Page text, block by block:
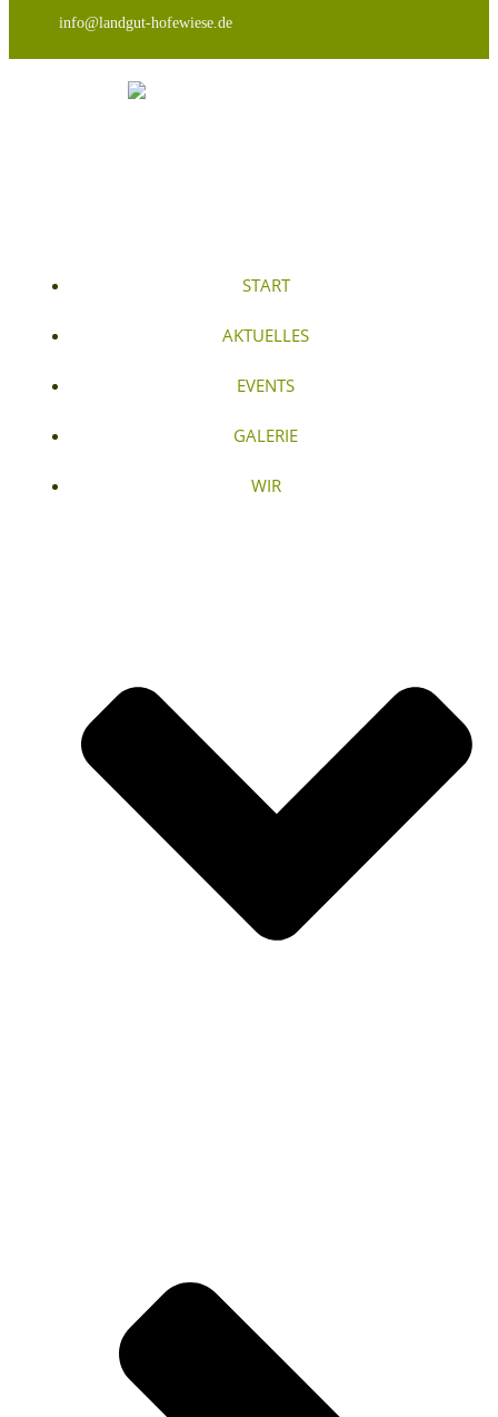
info@landgut-hofewiese.de
START
AKTUELLES
EVENTS
GALERIE
WIR